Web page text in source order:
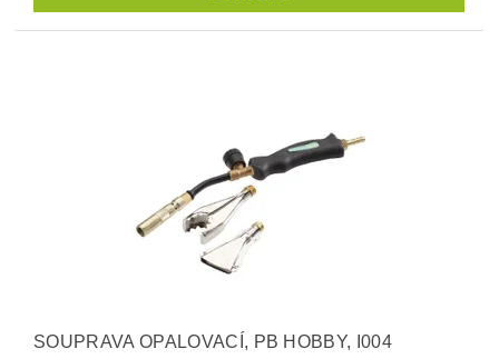
SOUPRAVA OPALOVACÍ, PB HOBBY, I004